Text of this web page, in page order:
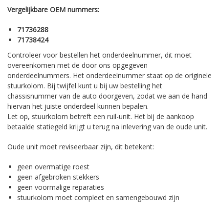
Vergelijkbare OEM nummers:
71736288
71738424
Controleer voor bestellen het onderdeelnummer, dit moet
overeenkomen met de door ons opgegeven
onderdeelnummers. Het onderdeelnummer staat op de originele
stuurkolom. Bij twijfel kunt u bij uw bestelling het
chassisnummer van de auto doorgeven, zodat we aan de hand
hiervan het juiste onderdeel kunnen bepalen.
Let op, stuurkolom betreft een ruil-unit. Het bij de aankoop
betaalde statiegeld krijgt u terug na inlevering van de oude unit.
Oude unit moet reviseerbaar zijn, dit betekent:
geen overmatige roest
geen afgebroken stekkers
geen voormalige reparaties
stuurkolom moet compleet en samengebouwd zijn